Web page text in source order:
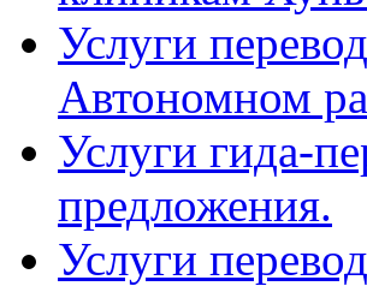
Услуги
Автономном
Услуги гида-
предложения.
Услуги